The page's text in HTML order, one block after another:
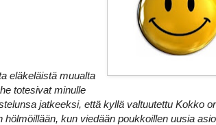
eläkeläistä muualta
totesivat minulle
jatkeeksi, että kyllä valtuutettu Kokko
kun viedään poukkoillen uusia